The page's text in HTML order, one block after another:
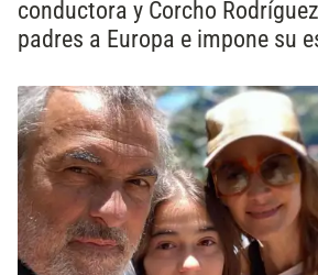
conductora y Corcho
padres a Europa e impone su